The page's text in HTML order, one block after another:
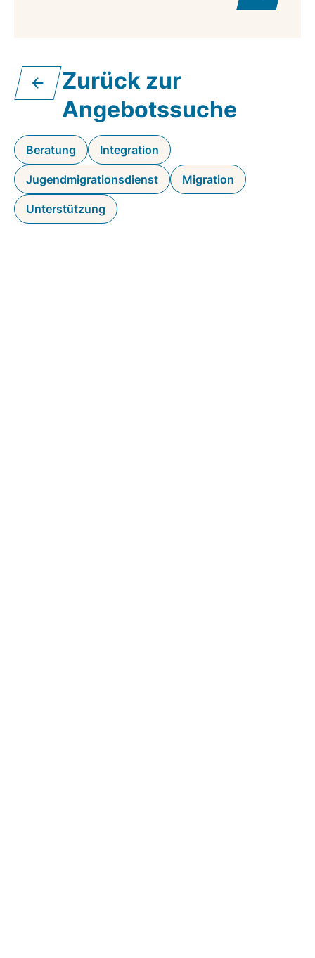
Zurück zur
Angebotssuche
Beratung Integration
Jugendmigrationsdienst Migration
Unterstützung